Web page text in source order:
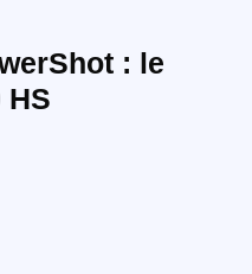
: le
HS